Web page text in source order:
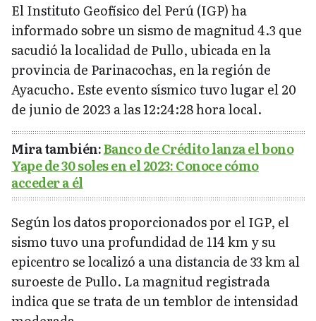
El Instituto Geofísico del Perú (IGP) ha
informado sobre un sismo de magnitud 4.3 que
sacudió la localidad de Pullo, ubicada en la
provincia de Parinacochas, en la región de
Ayacucho. Este evento sísmico tuvo lugar el 20
de junio de 2023 a las 12:24:28 hora local.
Mira también:Banco de Crédito lanza el bono
Yape de 30 soles en el 2023: Conoce cómo
acceder a él
Según los datos proporcionados por el IGP, el
sismo tuvo una profundidad de 114 km y su
epicentro se localizó a una distancia de 33 km al
suroeste de Pullo. La magnitud registrada
indica que se trata de un temblor de intensidad